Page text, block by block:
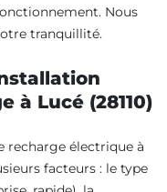
Nous
tranquillité.
à Lucé (28110)
recharge électrique à
facteurs : le type